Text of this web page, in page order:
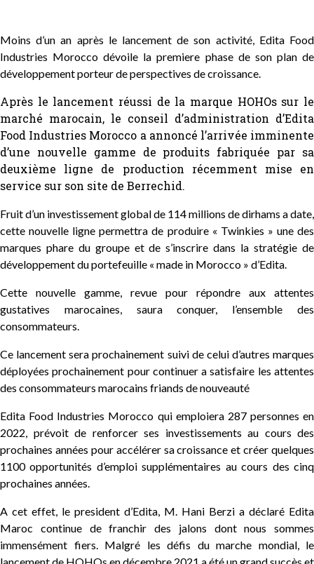
Moins d’un an après le lancement de son activité, Edita Food
Industries Morocco dévoile la premiere phase de son plan de
développement porteur de perspectives de croissance.
Après le lancement réussi de la marque HOHOs sur le
marché marocain, le conseil d’administration d’Edita
Food Industries Morocco a annoncé l’arrivée imminente
d’une nouvelle gamme de produits fabriquée par sa
deuxième ligne de production récemment mise en
service sur son site de Berrechid.
Fruit d’un investissement global de 114 millions de dirhams a date,
cette nouvelle ligne permettra de produire « Twinkies » une des
marques phare du groupe et de s’inscrire dans la stratégie de
développement du portefeuille « made in Morocco » d’Edita.
Cette nouvelle gamme, revue pour répondre aux attentes
gustatives marocaines, saura conquer, l’ensemble des
consommateurs.
Ce lancement sera prochainement suivi de celui d’autres marques
déployées prochainement pour continuer a satisfaire les attentes
des consommateurs marocains friands de nouveauté
Edita Food Industries Morocco qui emploiera 287 personnes en
2022, prévoit de renforcer ses investissements au cours des
prochaines années pour accélérer sa croissance et créer quelques
1100 opportunités d’emploi supplémentaires au cours des cinq
prochaines années.
A cet effet, le president d’Edita, M. Hani Berzi a déclaré Edita
Maroc continue de franchir des jalons dont nous sommes
immensément fiers. Malgré les défis du marche mondial, le